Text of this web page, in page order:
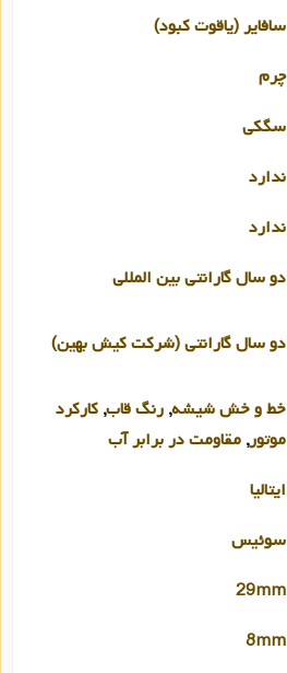
سافایر (یاقوت کبود)
چرم
سگکی
ندارد
ندارد
دو سال گارانتی بین المللی
دو سال گارانتی (شرکت کیش بهین)
خط و خش شیشه, رنگ قاب, کارکرد
موتور, مقاومت در برابر آب
ایتالیا
سوئیس
29mm
8mm